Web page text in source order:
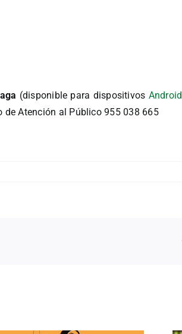
(disponible para dispositivos Android
de Atención al Público 955 038 665